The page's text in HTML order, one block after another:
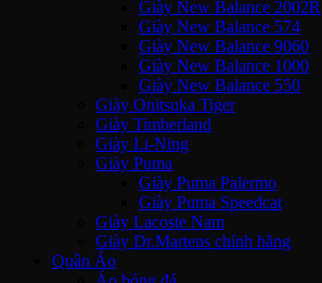
Giày New Balance 2002R
Giày New Balance 574
Giày New Balance 9060
Giày New Balance 1000
Giày New Balance 550
Giày Onitsuka Tiger
Giày Timberland
Giày Li-Ning
Giày Puma
Giày Puma Palermo
Giày Puma Speedcat
Giày Lacoste Nam
Giày Dr.Martens chính hãng
Quần Áo